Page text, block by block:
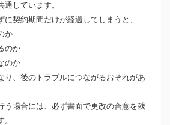
しています。
契約期間だけが経過してしまうと、
か
のか
のか
り、後のトラブルにつながるおそれがあ
う場合には、必ず書面で更改の合意を残